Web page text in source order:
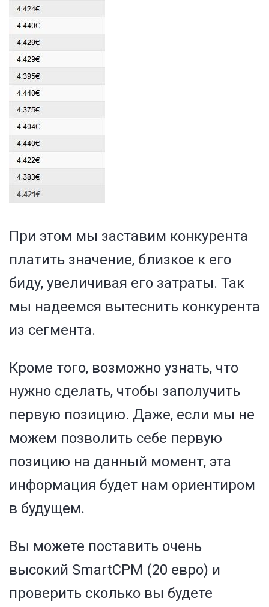
При этом мы заставим конкурента
платить значение, близкое к его
биду, увеличивая его затраты. Так
мы надеемся вытеснить конкурента
из сегмента.
Кроме того, возможно узнать, что
нужно сделать, чтобы заполучить
первую позицию. Даже, если мы не
можем позволить себе первую
позицию на данный момент, эта
информация будет нам ориентиром
в будущем.
Вы можете поставить очень
высокий SmartCPM (20 евро) и
проверить сколько вы будете